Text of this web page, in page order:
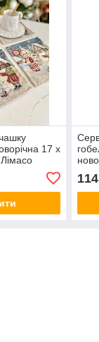
17 х
114